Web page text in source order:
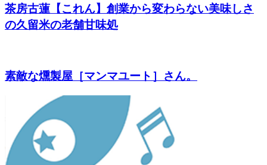
茶房古蓮【これん】創業から変わらない美味しさ
の久留米の老舗甘味処
素敵な燻製屋［マンマユート］さん。